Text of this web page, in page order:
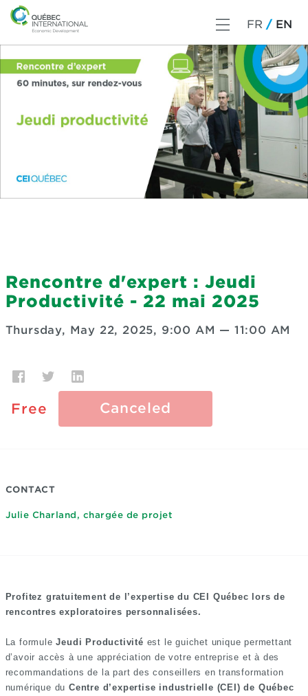
FR EN
Rencontre d'expert : Jeudi
Productivité - 22 mai 2025
Thursday, May 22, 2025, 9:00 AM — 11:00 AM
Free Canceled
CONTACT
Julie Charland, chargée de projet
Profitez gratuitement de l’expertise du CEI Québec lors de
rencontres exploratoires personnalisées.
La formuleJeudi Productivité est le guichet unique permettant
d’avoir accès à une appréciation de votre entreprise et à des
recommandations de la part des conseillers en transformation
numérique du Centre d’expertise industrielle (CEI) de Québec